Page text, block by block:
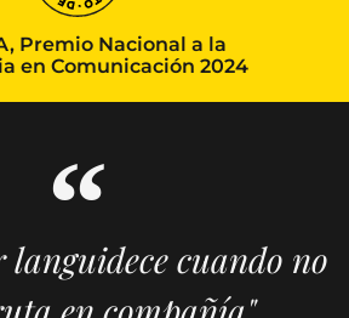
Premio Nacional a la
en Comunicación 2024
languidece cuando no